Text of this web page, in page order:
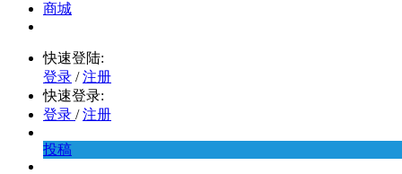
商城
快速登陆:
登录 / 注册
快速登录:
登录 / 注册
投稿